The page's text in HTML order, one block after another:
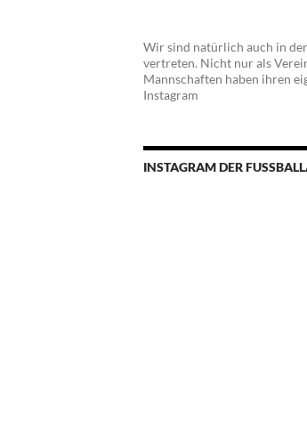
Wir sind natürlich auch in
vertreten. Nicht nur als
Mannschaften haben ihren
Instagram
INSTAGRAM DER